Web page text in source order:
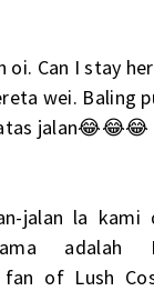
oi. Can I stay
wei. Baling
jalan😂😂😂
jalan la kami
adalah
fan of Lush